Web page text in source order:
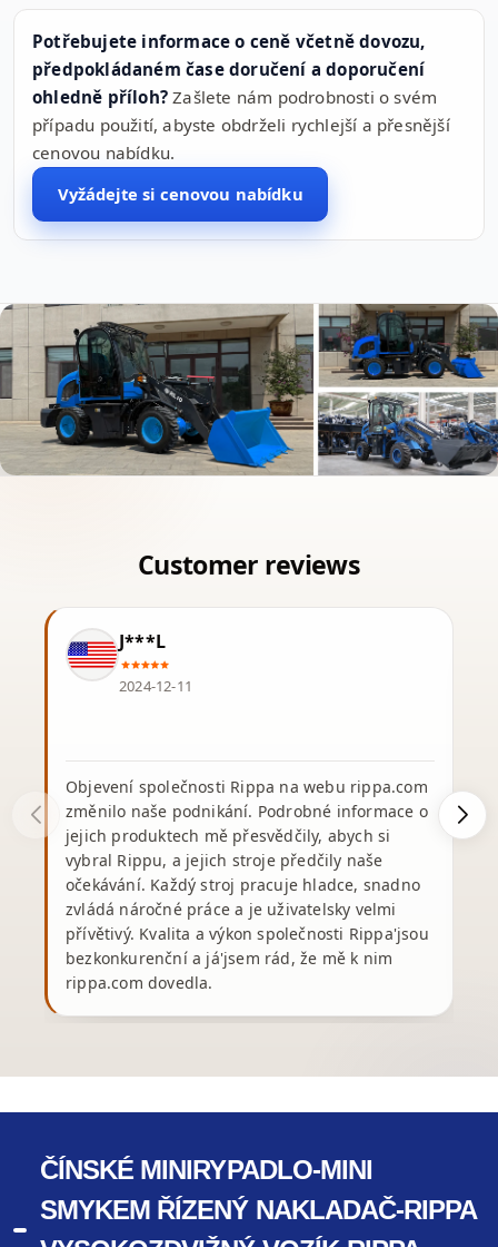
Potřebujete informace o ceně včetně dovozu,
předpokládaném čase doručení a doporučení
ohledně příloh? Zašlete nám podrobnosti o svém
případu použití, abyste obdrželi rychlejší a přesnější
cenovou nabídku.
Vyžádejte si cenovou nabídku
J***L
2024-12-11
Objevení společnosti Rippa na webu rippa.com
změnilo naše podnikání. Podrobné informace o
jejich produktech mě přesvědčily, abych si
vybral Rippu, a jejich stroje předčily naše
očekávání. Každý stroj pracuje hladce, snadno
zvládá náročné práce a je uživatelsky velmi
přívětivý. Kvalita a výkon společnosti Rippa'jsou
bezkonkurenční a já'jsem rád, že mě k nim
rippa.com dovedla.
ČÍNSKÉ MINIRYPADLO-MINI
SMYKEM ŘÍZENÝ NAKLADAČ-RIPPA